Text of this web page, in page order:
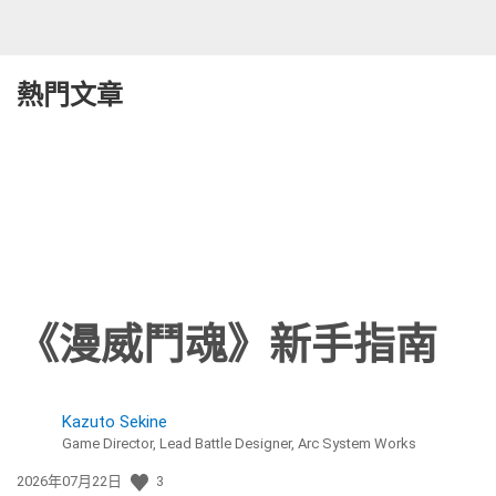
熱門文章
《漫威鬥魂》新手指南
Kazuto Sekine
Game Director, Lead Battle Designer, Arc System Works
發
2026年07月22日 3